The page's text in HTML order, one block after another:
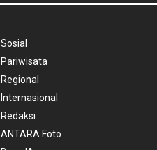
Sosial
Pariwisata
Regional
Internasional
Redaksi
ANTARA Foto